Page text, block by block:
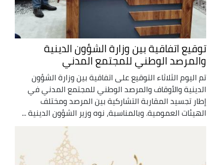
توقيع اتفاقية بين وزارة الشؤون الدينية
والمرصد الوطني للمجتمع المدني
تم اليوم الثلاثاء التوقيع على اتفاقية بين وزارة الشؤون
الدينية والأوقاف والمرصد الوطني للمجتمع المدني في
إطار تجسيد المقاربة التشاركية بين المرصد ومختلف
الهيئات العمومية. وبالمناسبة، نوه وزير الشؤون الدينية ...